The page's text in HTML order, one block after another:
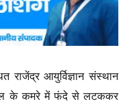
राजेंद्र आयुर्विज्ञान संस्थान
के कमरे में फंदे से लटककर